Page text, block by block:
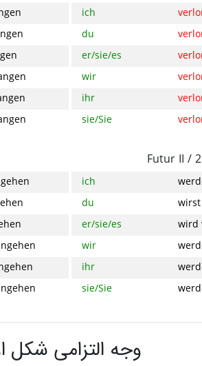
ich
du
er/sie/es
wir
ihr
sie/Sie
Futur II /
ich
du
er/sie/es
wird
wir
ihr
sie/Sie
وجه التزامی شکل